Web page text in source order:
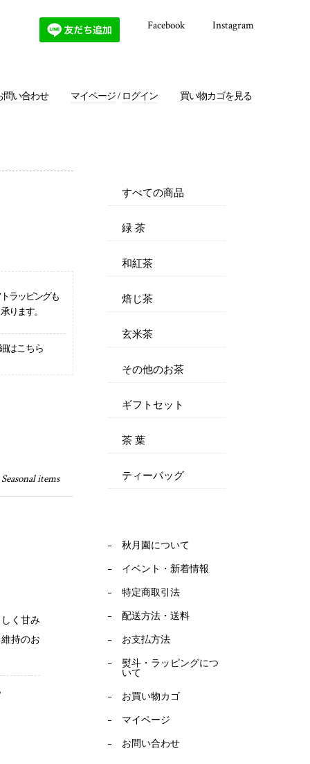
問い合わせ マイページ / ログイン 買い物カゴを見る
Facebook Instagram
ラッピングも
承ります。
はこちら
items
く甘み
持のお
すべての商品
緑 茶
和紅茶
焙じ茶
玄米茶
その他のお茶
ギフトセット
茶 葉
ティーバッグ
秋月園について
イベント・新着情報
特定商取引法
配送方法・送料
お支払方法
熨斗・ラッピングにつ
いて
お買い物カゴ
マイページ
お問い合わせ